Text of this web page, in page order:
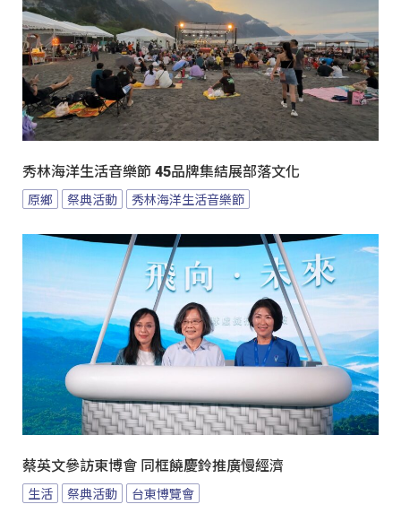
秀林海洋生活音樂節 45品牌集結展部落文化
原鄉 祭典活動 秀林海洋生活音樂節
蔡英文參訪東博會 同框饒慶鈴推廣慢經濟
生活 祭典活動 台東博覽會